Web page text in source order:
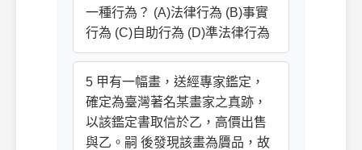
一種行為？ (A)法律行為 (B)事實
行為 (C)自助行為 (D)準法律行為
5 甲有一幅畫，送經專家鑑定，
確定為臺灣著名某畫家之真跡，
以該鑑定書取信於乙，高價出售
與乙。嗣 後發現該畫為贗品，故